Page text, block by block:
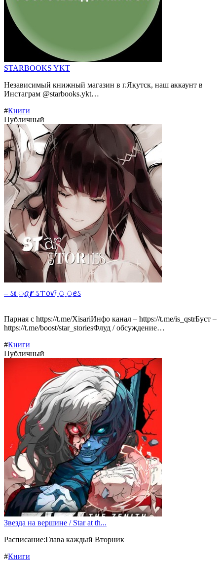
STARBOOKS YKT
Независимый книжный магазин в г.Якутск, наш аккаунт в
Инстаграм @starbooks.ykt…
#Книги
Публичный
– ઽ𝐭 ᤻ꪋ𝙧 ઽᝨ᥆ꪚ༏ ᤻ ᤻ꫀઽ
Парная с https://t.me/XisariИнфо канал – https://t.me/is_qstrБуст –
https://t.me/boost/star_storiesФлуд / обсуждение…
#Книги
Публичный
Звезда на вершине / Star at th...
Расписание:Глава каждый Вторник
#Книги